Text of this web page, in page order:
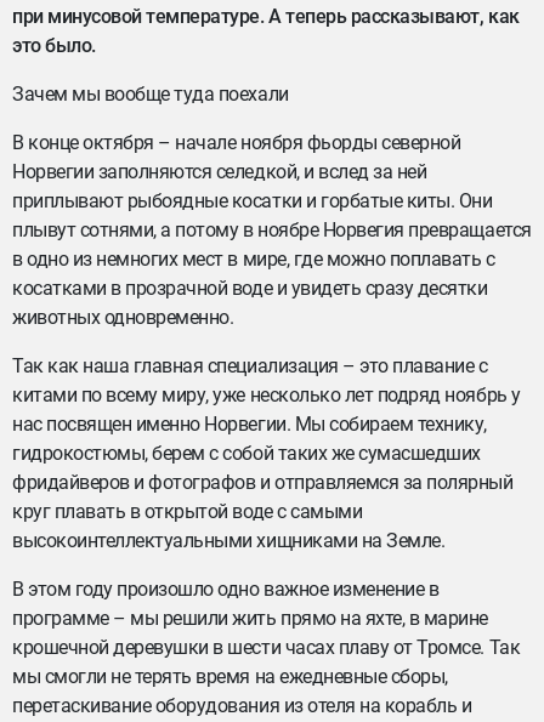
при минусовой температуре. А теперь рассказывают, как
это было.
Зачем мы вообще туда поехали
В конце октября – начале ноября фьорды северной
Норвегии заполняются селедкой, и вслед за ней
приплывают рыбоядные косатки и горбатые киты. Они
плывут сотнями, а потому в ноябре Норвегия превращается
в одно из немногих мест в мире, где можно поплавать с
косатками в прозрачной воде и увидеть сразу десятки
животных одновременно.
Так как наша главная специализация – это плавание с
китами по всему миру, уже несколько лет подряд ноябрь у
нас посвящен именно Норвегии. Мы собираем технику,
гидрокостюмы, берем с собой таких же сумасшедших
фридайверов и фотографов и отправляемся за полярный
круг плавать в открытой воде с самыми
высокоинтеллектуальными хищниками на Земле.
В этом году произошло одно важное изменение в
программе – мы решили жить прямо на яхте, в марине
крошечной деревушки в шести часах плаву от Тромсе. Так
мы смогли не терять время на ежедневные сборы,
перетаскивание оборудования из отеля на корабль и